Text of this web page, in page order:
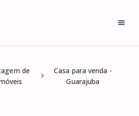
de
Casa para venda -
Guarajuba